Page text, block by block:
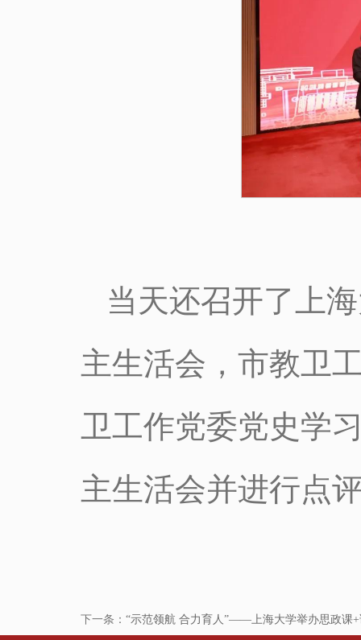
当天还召开了上
主生活会，市教卫
卫工作党委党史学
主生活会并进行点
下一条： “示范领航 合力育人”——上海大学举办思政课